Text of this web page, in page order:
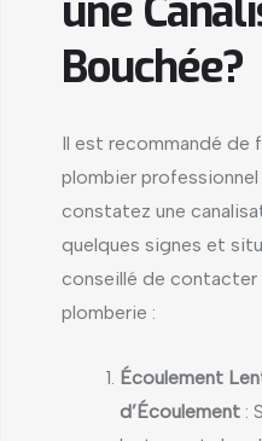
une
Bouchée?
Il est recommandé de
plombier
constatez une
quelques signes et
conseillé de contacter
plomberie :
Écoulement
d’Écoulement :